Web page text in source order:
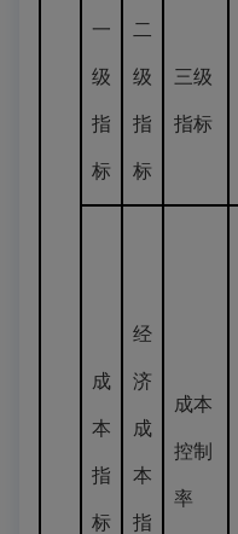
一
级
指
标
二
级
指
标
三级
指标
成
本
指
标
经
济
成
本
指
成本
控制
率